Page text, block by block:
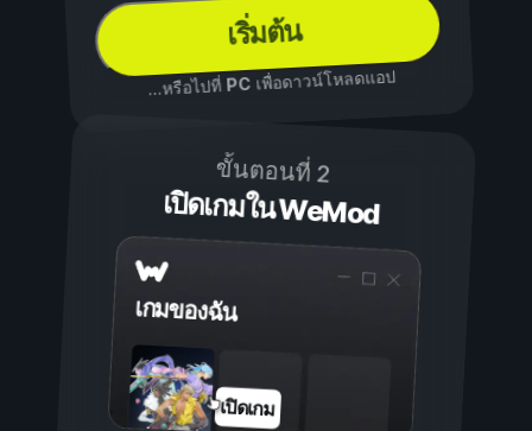
เริ่มต้น
...หรือไปที่ PCเพื่อดาวน์โหลดแอป
ขั้นตอนที่ 2
เปิดเกมใน WeMod
เกมของฉัน
เปิดเกม